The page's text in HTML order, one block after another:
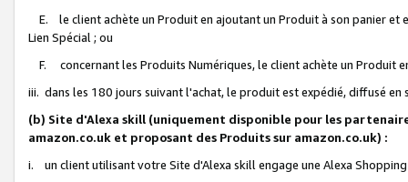
E. le client achète un Produit en ajoutant un Produit à son panier et
Lien Spécial ; ou
F. concernant les Produits Numériques, le client achète un Produit
iii. dans les 180 jours suivant l'achat, le produit est expédié, diffusé
(b) Site d'Alexa skill (uniquement disponible pour les
amazon.co.uk et proposant des Produits sur amazon.co.uk) :
i. un client utilisant votre Site d'Alexa skill engage une Alexa